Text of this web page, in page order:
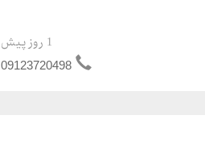
1 روز پیش
09123720498